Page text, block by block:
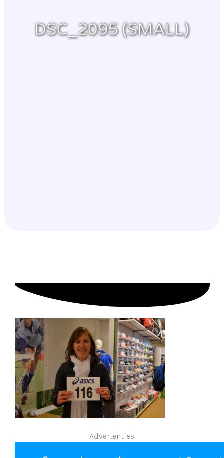
DSC_2095 (SMALL)
Advertenties